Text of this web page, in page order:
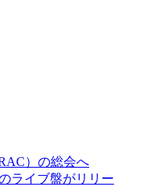
）の総会へ
ライブ盤がリリー